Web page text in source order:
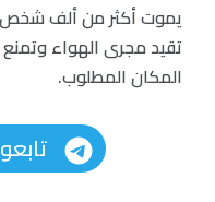
يموت أكثر من ألف شخص
تقيد مجرى الهواء
المكان المطلوب.